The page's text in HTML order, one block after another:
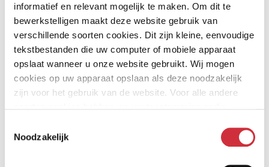
informatief en relevant mogelijk te maken. Om dit te
bewerkstelligen maakt deze website gebruik van
verschillende soorten cookies. Dit zijn kleine, eenvoudige
tekstbestanden die uw computer of mobiele apparaat
opslaat wanneer u onze website gebruikt. Wij mogen
cookies op uw apparaat opslaan als deze noodzakelijk
zijn voor het gebruik van de website. Voor alle andere
Noodzakelijk
met een naadloze overgang tussen de verschillende
leerclusters.
Deze huisvesting voor Stichting Prodas en Norlandia
kinderopvang krijgt een plek naast het Varendonck
College, waarvoor wij eerder de vernieuwbouw